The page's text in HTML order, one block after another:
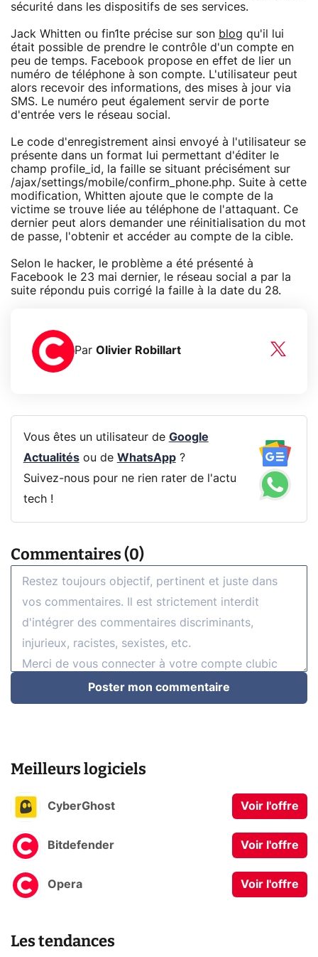
sécurité dans les dispositifs de ses services.
Jack Whitten ou fin1te précise sur son blog qu'il lui
était possible de prendre le contrôle d'un compte en
peu de temps. Facebook propose en effet de lier un
numéro de téléphone à son compte. L'utilisateur peut
alors recevoir des informations, des mises à jour via
SMS. Le numéro peut également servir de porte
d'entrée vers le réseau social.
Le code d'enregistrement ainsi envoyé à l'utilisateur se
présente dans un format lui permettant d'éditer le
champ profile_id, la faille se situant précisément sur
/ajax/settings/mobile/confirm_phone.php. Suite à cette
modification, Whitten ajoute que le compte de la
victime se trouve liée au téléphone de l'attaquant. Ce
dernier peut alors demander une réinitialisation du mot
de passe, l'obtenir et accéder au compte de la cible.
Selon le hacker, le problème a été présenté à
Facebook le 23 mai dernier, le réseau social a par la
suite répondu puis corrigé la faille à la date du 28.
Par Olivier Robillart
Vous êtes un utilisateur de Google
Actualitésou de WhatsApp?
Suivez-nous pour ne rien rater de l'actu
tech !
Commentaires (0)
Poster mon commentaire
Meilleurs logiciels
CyberGhost Voir l'offre
Bitdefender Voir l'offre
Opera Voir l'offre
Les tendances